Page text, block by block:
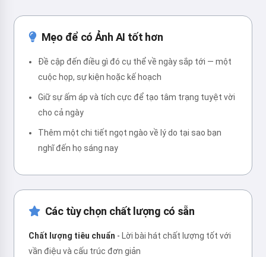
Mẹo để có Ảnh AI tốt hơn
Đề cập đến điều gì đó cụ thể về ngày sắp tới — một
cuộc họp, sự kiện hoặc kế hoạch
Giữ sự ấm áp và tích cực để tạo tâm trạng tuyệt vời
cho cả ngày
Thêm một chi tiết ngọt ngào về lý do tại sao bạn
nghĩ đến họ sáng nay
Các tùy chọn chất lượng có sẵn
Chất lượng tiêu chuẩn - Lời bài hát chất lượng tốt với
vần điệu và cấu trúc đơn giản